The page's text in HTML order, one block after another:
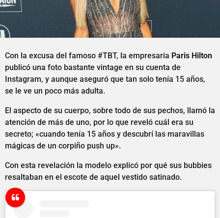
Con la excusa del famoso #TBT, la empresaria Paris Hilton
publicó una foto bastante vintage en su cuenta de
Instagram, y aunque aseguró que tan solo tenía 15 años,
se le ve un poco más adulta.
El aspecto de su cuerpo, sobre todo de sus pechos, llamó la
atención de más de uno, por lo que reveló cuál era su
secreto; «cuando tenía 15 años y descubrí las maravillas
mágicas de un corpiño push up».
Con esta revelación la modelo explicó por qué sus bubbies
resaltaban en el escote de aquel vestido satinado.